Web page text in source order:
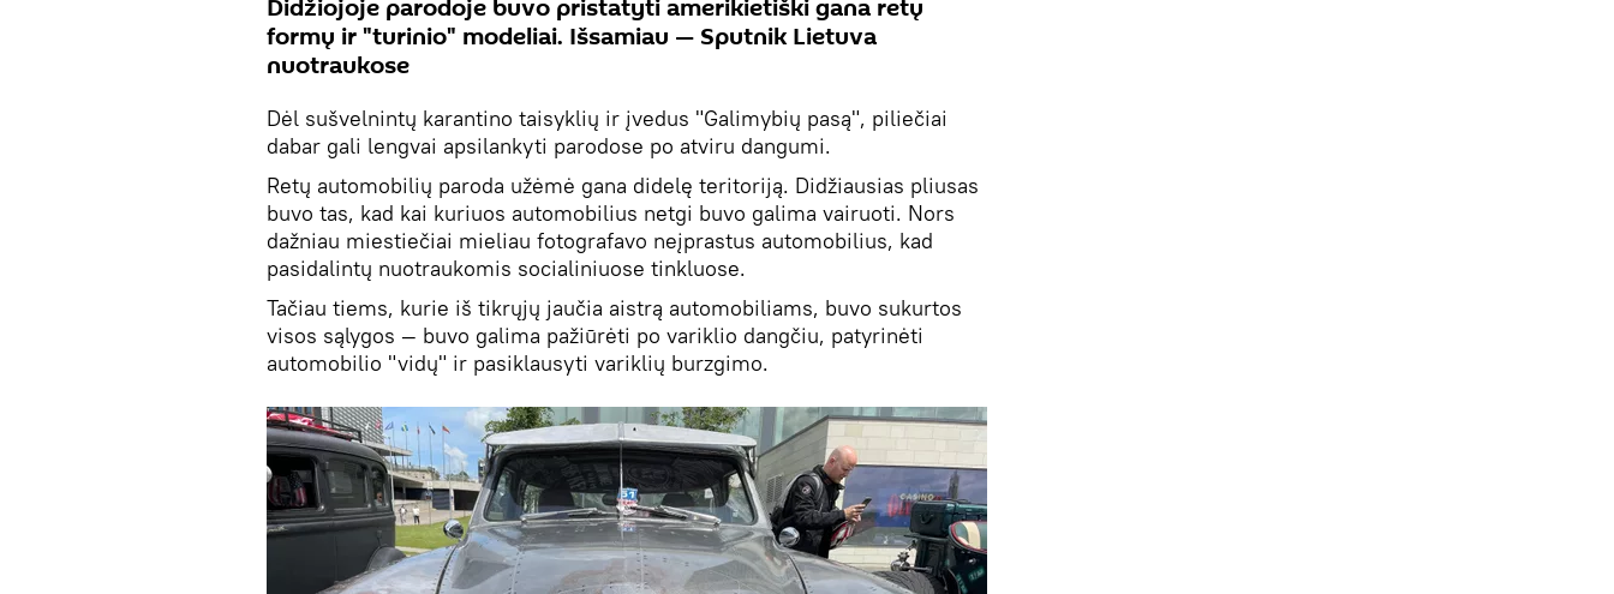
Didžiojoje parodoje buvo pristatyti amerikietiški gana retų
formų ir "turinio" modeliai. Išsamiau — Sputnik Lietuva
nuotraukose
Dėl sušvelnintų karantino taisyklių ir įvedus "Galimybių pasą", piliečiai
dabar gali lengvai apsilankyti parodose po atviru dangumi.
Retų automobilių paroda užėmė gana didelę teritoriją. Didžiausias pliusas
buvo tas, kad kai kuriuos automobilius netgi buvo galima vairuoti. Nors
dažniau miestiečiai mieliau fotografavo neįprastus automobilius, kad
pasidalintų nuotraukomis socialiniuose tinkluose.
Tačiau tiems, kurie iš tikrųjų jaučia aistrą automobiliams, buvo sukurtos
visos sąlygos — buvo galima pažiūrėti po variklio dangčiu, patyrinėti
automobilio "vidų" ir pasiklausyti variklių burzgimo.